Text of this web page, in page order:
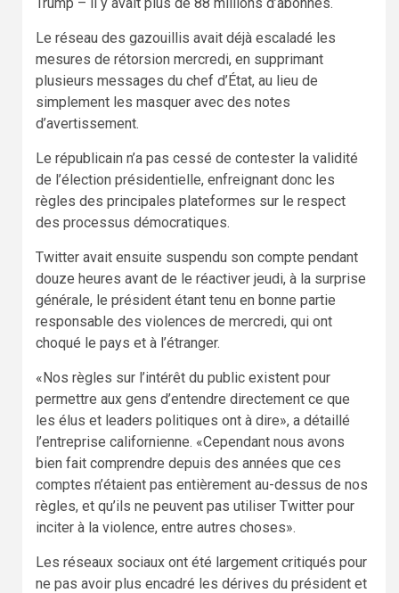
Le réseau des gazouillis avait déjà escaladé les
mesures de rétorsion mercredi, en supprimant
plusieurs messages du chef d’État, au lieu de
simplement les masquer avec des notes
d’avertissement.
Le républicain n’a pas cessé de contester la validité
de l’élection présidentielle, enfreignant donc les
règles des principales plateformes sur le respect
des processus démocratiques.
Twitter avait ensuite suspendu son compte pendant
douze heures avant de le réactiver jeudi, à la surprise
générale, le président étant tenu en bonne partie
responsable des violences de mercredi, qui ont
choqué le pays et à l’étranger.
«Nos règles sur l’intérêt du public existent pour
permettre aux gens d’entendre directement ce que
les élus et leaders politiques ont à dire», a détaillé
l’entreprise californienne. «Cependant nous avons
bien fait comprendre depuis des années que ces
comptes n’étaient pas entièrement au-dessus de nos
règles, et qu’ils ne peuvent pas utiliser Twitter pour
inciter à la violence, entre autres choses».
Les réseaux sociaux ont été largement critiqués pour
ne pas avoir plus encadré les dérives du président et